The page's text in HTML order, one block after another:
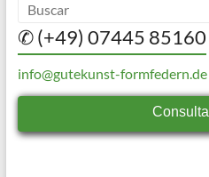
✆ (+49) 07445 85160
info@gutekunst-formfedern.de
Consulta